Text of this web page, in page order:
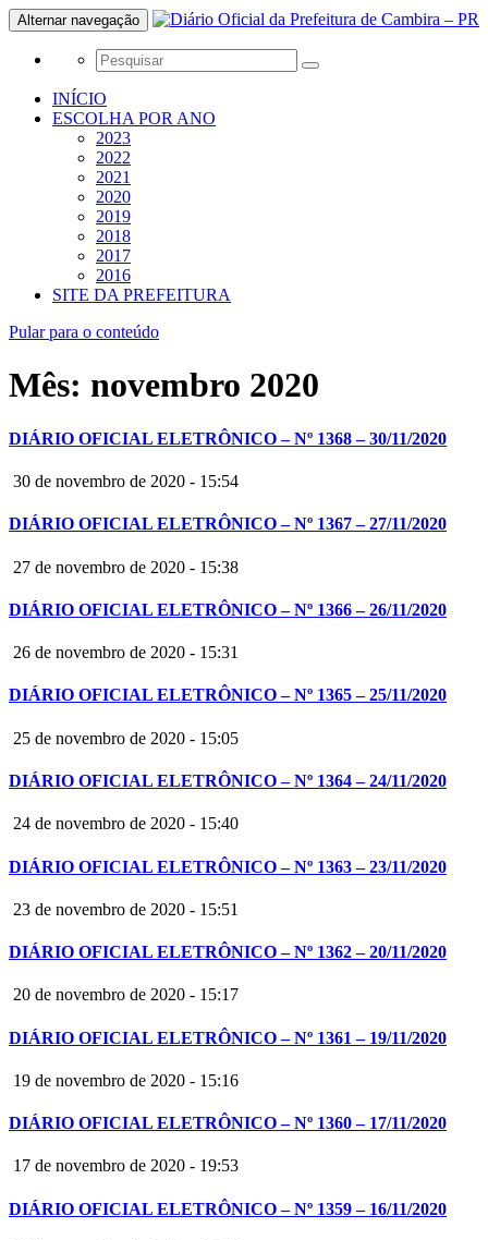
Alternar navegação
INÍCIO
ESCOLHA POR ANO
2023
2022
2021
2020
2019
2018
2017
2016
SITE DA PREFEITURA
Pular para o conteúdo
Mês: novembro 2020
DIÁRIO OFICIAL ELETRÔNICO – Nº 1368 – 30/11/2020
30 de novembro de 2020 - 15:54
DIÁRIO OFICIAL ELETRÔNICO – Nº 1367 – 27/11/2020
27 de novembro de 2020 - 15:38
DIÁRIO OFICIAL ELETRÔNICO – Nº 1366 – 26/11/2020
26 de novembro de 2020 - 15:31
DIÁRIO OFICIAL ELETRÔNICO – Nº 1365 – 25/11/2020
25 de novembro de 2020 - 15:05
DIÁRIO OFICIAL ELETRÔNICO – Nº 1364 – 24/11/2020
24 de novembro de 2020 - 15:40
DIÁRIO OFICIAL ELETRÔNICO – Nº 1363 – 23/11/2020
23 de novembro de 2020 - 15:51
DIÁRIO OFICIAL ELETRÔNICO – Nº 1362 – 20/11/2020
20 de novembro de 2020 - 15:17
DIÁRIO OFICIAL ELETRÔNICO – Nº 1361 – 19/11/2020
19 de novembro de 2020 - 15:16
DIÁRIO OFICIAL ELETRÔNICO – Nº 1360 – 17/11/2020
17 de novembro de 2020 - 19:53
DIÁRIO OFICIAL ELETRÔNICO – Nº 1359 – 16/11/2020